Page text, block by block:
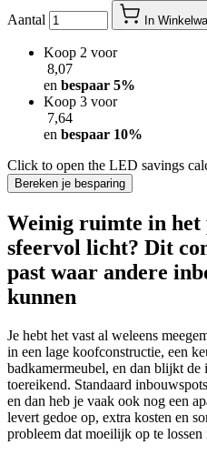
Aantal In
Koop 2 voor
​ 8,07
en bespaar 5%
Koop 3 voor
​ 7,64
en bespaar 10%
Click to open the LED savings
Bereken je besparing
Weinig ruimte in het
sfeervol licht? Dit
past waar andere
kunnen
Je hebt het vast al weleens
in een lage koofconstructie, een
badkamermeubel, en dan blijkt
toereikend. Standaard
en dan heb je vaak ook nog een
levert gedoe op, extra kosten en
probleem dat moeilijk op te lossen